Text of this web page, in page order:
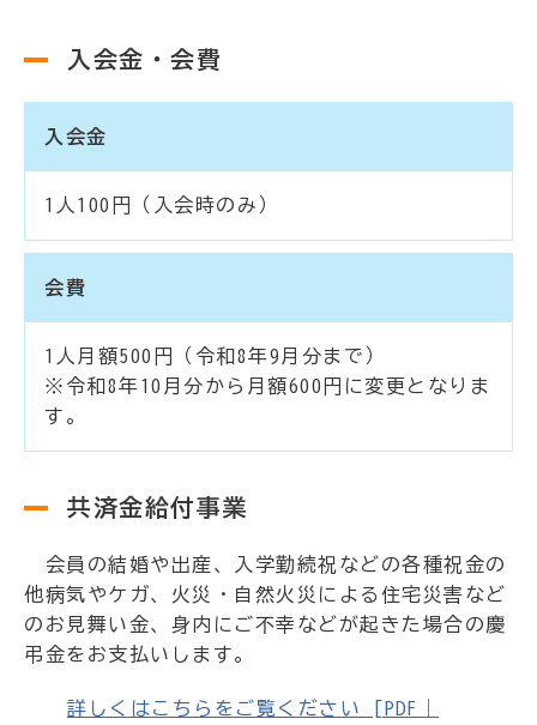
入会金・会費
入会金
1人100円（入会時のみ）
会費
1人月額500円（令和8年9月分まで）
※令和8年10月分から月額600円に変更となりま
す。
共済金給付事業
会員の結婚や出産、入学勤続祝などの各種祝金の
他病気やケガ、火災・自然火災による住宅災害など
のお見舞い金、身内にご不幸などが起きた場合の慶
弔金をお支払いします。
詳しくはこちらをご覧ください [PDF｜